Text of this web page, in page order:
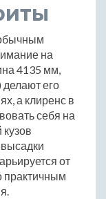
на
4135 мм,
его
а клиренс в
себя на
от
практичным